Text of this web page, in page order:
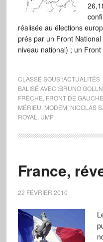
réalisée au élections
prés par un Front
niveau national) ; un
CLASSÉ SOUS :ACTUALITÉS
BALISÉ AVEC :BRUNO
FRÊCHE FRONT DE GAUCHE
MÉRIEU MODEM NICOLAS
ROYAL
UMP
France,
22 FÉVRIER 2010